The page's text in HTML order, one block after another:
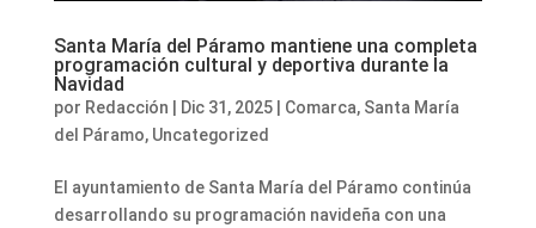
Santa María del Páramo mantiene una completa
programación cultural y deportiva durante la
Navidad
por Redacción Dic 31, 2025| Comarca, Santa María
del Páramo, Uncategorized
El ayuntamiento de Santa María del Páramo continúa
desarrollando su programación navideña con una